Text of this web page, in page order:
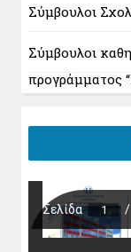
Σύμβουλοι
Σύμβουλοι
προγράμματος